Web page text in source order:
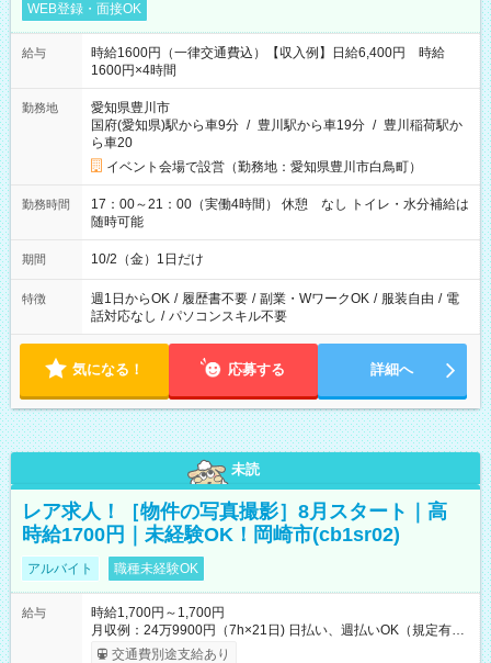
WEB登録・面接OK
給与
時給1600円（一律交通費込）【収入例】日給6,400円 時給
1600円×4時間
勤務地
愛知県豊川市
国府(愛知県)駅から車9分 / 豊川駅から車19分 / 豊川稲荷駅か
ら車20
イベント会場で設営（勤務地：愛知県豊川市白鳥町）
勤務時間
17：00～21：00（実働4時間） 休憩 なし トイレ・水分補給は
随時可能
期間 10/2（金）1日だけ
特徴 週1日からOK / 履歴書不要 / 副業・WワークOK / 服装自由 / 電
話対応なし / パソコンスキル不要
気になる！ 応募する 詳細へ
未読
レア求人！［物件の写真撮影］8月スタート｜高
時給1700円｜未経験OK！岡崎市(cb1sr02)
アルバイト 職種未経験OK
給与
時給1,700円～1,700円
月収例：24万9900円（7h×21日) 日払い、週払いOK（規定有
り） 【試用期間】試用期間なし
交通費別途支給あり